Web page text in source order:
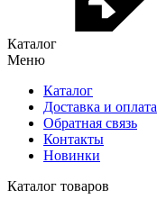
Каталог
Меню
Каталог
Доставка и оплата
Обратная связь
Контакты
Новинки
Каталог товаров